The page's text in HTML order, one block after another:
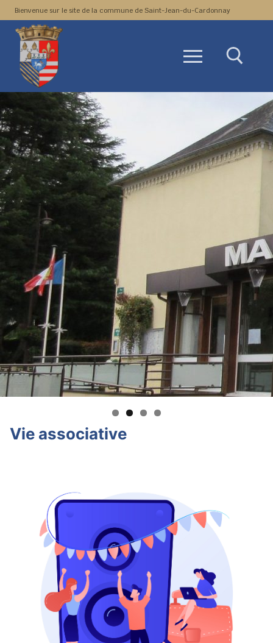
Aller
au
contenu
Bienvenue sur le site de la commune de Saint-Jean-du-Cardonnay
Vie associative